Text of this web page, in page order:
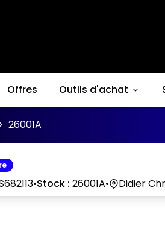
Offres Outils d'achat
26001A
•Stock : 26001A• Didier